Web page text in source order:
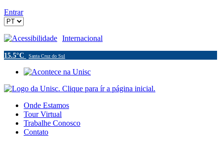
Entrar
Acessibilidade Internacional
15.5°C Santa Cruz do Sul
Onde Estamos
Tour Virtual
Trabalhe Conosco
Contato